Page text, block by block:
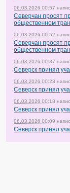
06.03.2026 00:57
Северчан просят
общественном
06.03.2026 00:52
Северчан просят
общественном
06.03.2026 00:37
Северск принял
06.03.2026 00:23
Северск принял
06.03.2026 00:18
Северск принял
06.03.2026 00:09
Северск принял